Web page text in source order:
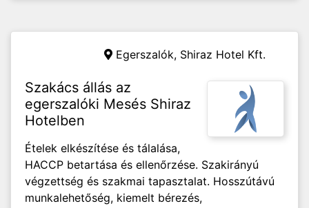
Egerszalók, Shiraz Hotel Kft.
Szakács állás az
egerszalóki Mesés Shiraz
Hotelben
Ételek elkészítése és tálalása,
HACCP betartása és ellenőrzése. Szakirányú
végzettség és szakmai tapasztalat. Hosszútávú
munkalehetőség, kiemelt bérezés,